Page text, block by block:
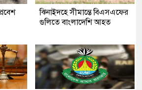
ঝিনাইদহে সীমান্তে বিএসএফের
গুলিতে বাংলাদেশি আহত